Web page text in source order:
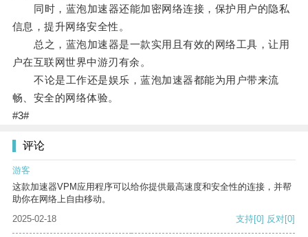
同时，蓝泡加速器还能加密网络连接，保护用户的隐私
信息，提升网络安全性。
总之，蓝泡加速器是一款实用且有效的网络工具，让用
户在互联网世界中游刃有余。
不论是工作还是娱乐，蓝泡加速器都能为用户带来流
畅、安全的网络体验。
#3#
评论
游客
这款加速器VPM应用程序可以给你提供最高速度和安全性的连接，并帮
助你在网络上自由移动。
2025-02-18
支持[0] 反对[0]